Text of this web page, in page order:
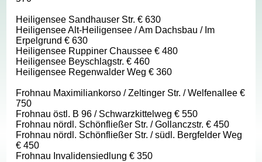
Heiligensee Sandhauser Str. € 630
Heiligensee Alt-Heiligensee / Am Dachsbau / Im
Erpelgrund € 630
Heiligensee Ruppiner Chaussee € 480
Heiligensee Beyschlagstr. € 460
Heiligensee Regenwalder Weg € 360
Frohnau Maximiliankorso / Zeltinger Str. / Welfenallee €
750
Frohnau östl. B 96 / Schwarzkittelweg € 550
Frohnau nördl. Schönfließer Str. / Gollanczstr. € 450
Frohnau nördl. Schönfließer Str. / südl. Bergfelder Weg
€ 450
Frohnau Invalidensiedlung € 350